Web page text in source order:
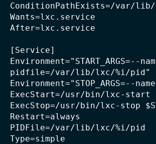
ConditionPathExists=/var/
Wants=lxc.service
After=lxc.service
[Service]
Environment="START_ARGS=--
pidfile=/var/lib/lxc/%i/pid"
Environment="STOP_ARGS=--
ExecStart=/usr/bin/lxc-start
ExecStop=/usr/bin/lxc-stop
Restart=always
PIDFile=/var/lib/lxc/%i/pid
Type=simple